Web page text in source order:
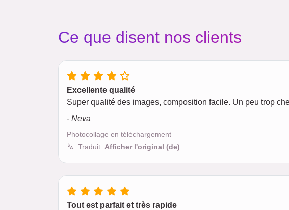
Ce que disent nos clients
Excellente qualité
Super qualité des images, composition facile. Un peu trop
- Neva
Photocollage en téléchargement
Traduit: Afficher l'original (de)
Tout est parfait et très rapide